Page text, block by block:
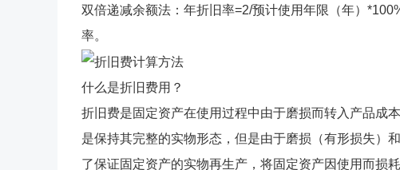
双倍递减余额法：年折旧率=2/预计使用年限（年）
率。
什么是折旧费用？
折旧费是固定资产在使用过程中由于磨损而转入产品成
是保持其完整的实物形态，但是由于磨损（有形损失）
了保证固定资产的实物再生产，将固定资产因使用而损